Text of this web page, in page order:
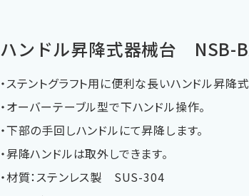
ハンドル昇降式器械台 NSB-
・ステントグラフト用に便利な長いハンドル昇降
・オーバーテーブル型で下ハンドル操作。
・下部の手回しハンドルにて昇降します。
・昇降ハンドルは取外しできます。
・材質：ステンレス製 SUS-304